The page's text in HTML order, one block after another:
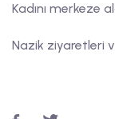
Kadını merkeze
Nazik ziyaretleri